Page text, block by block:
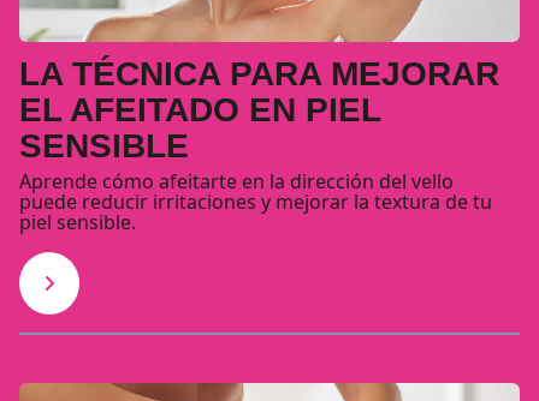
LA TÉCNICA PARA MEJORAR
EL AFEITADO EN PIEL
SENSIBLE
Aprende cómo afeitarte en la dirección del vello
puede reducir irritaciones y mejorar la textura de tu
piel sensible.